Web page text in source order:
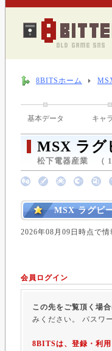
8BITSホーム
基本データ キャ
MSX ラグ
松下電器産業 （
MSX ラグビ
2026年08月09日時点で
会員ログイン
この先をご覧頂く場
みください。 パスワ
8BITSは、登録・利用